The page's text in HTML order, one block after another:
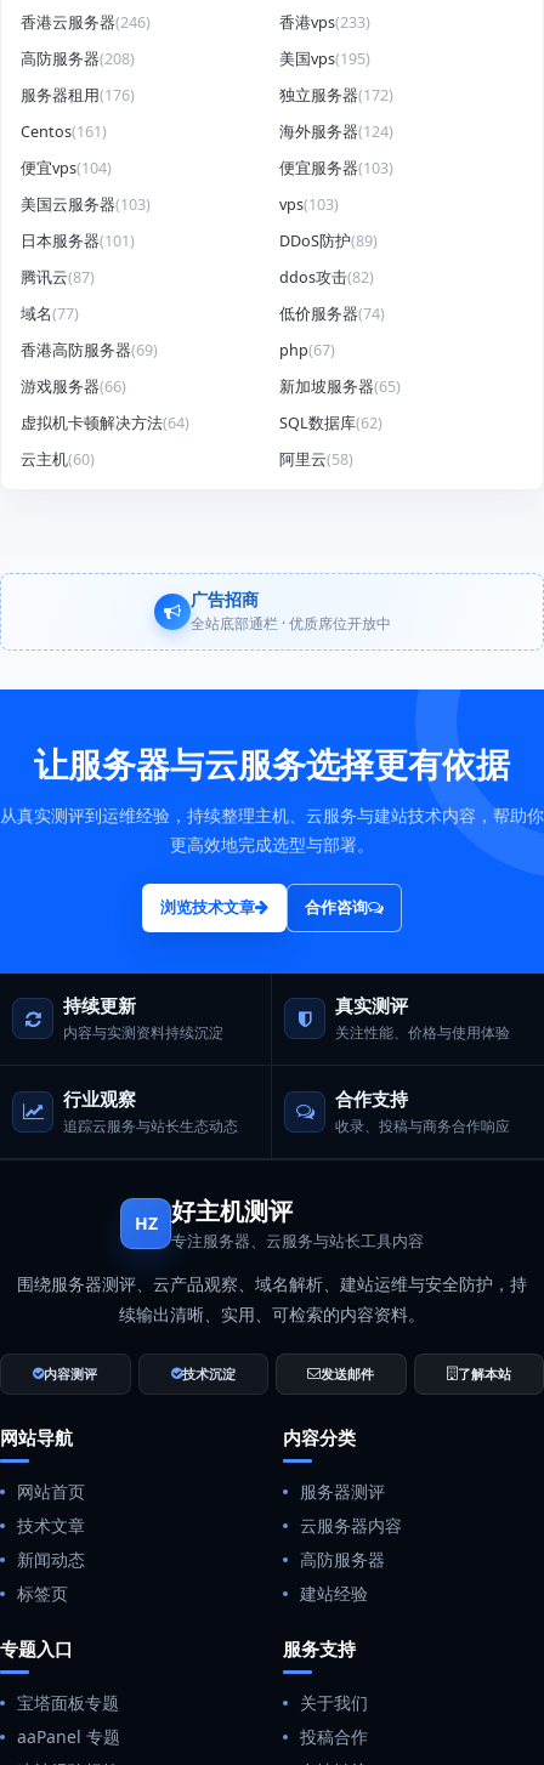
香港云服务器(246) 香港vps(233)
高防服务器(208) 美国vps(195)
服务器租用(176) 独立服务器(172)
Centos(161) 海外服务器(124)
便宜vps(104) 便宜服务器(103)
美国云服务器(103) vps(103)
日本服务器(101) DDoS防护(89)
腾讯云(87) ddos攻击(82)
域名(77) 低价服务器(74)
香港高防服务器(69) php(67)
游戏服务器(66) 新加坡服务器(65)
虚拟机卡顿解决方法(64) SQL数据库(62)
云主机(60) 阿里云(58)
广告招商
全站底部通栏 · 优质席位开放中
让服务器与云服务选择更有依据
从真实测评到运维经验，持续整理主机、云服务与建站技术内容，帮助你
更高效地完成选型与部署。
浏览技术文章 合作咨询
持续更新
内容与实测资料持续沉淀
真实测评
关注性能、价格与使用体验
行业观察
追踪云服务与站长生态动态
合作支持
收录、投稿与商务合作响应
HZ 好主机测评
专注服务器、云服务与站长工具内容
围绕服务器测评、云产品观察、域名解析、建站运维与安全防护，持
续输出清晰、实用、可检索的内容资料。
内容测评 技术沉淀 发送邮件 了解本站
网站导航
网站首页
技术文章
新闻动态
标签页
内容分类
服务器测评
云服务器内容
高防服务器
建站经验
专题入口
宝塔面板专题
aaPanel 专题
服务支持
关于我们
投稿合作